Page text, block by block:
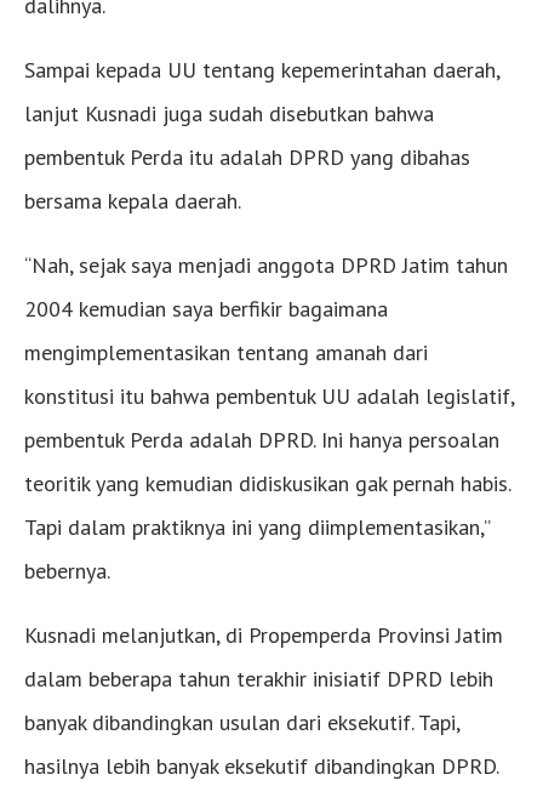
Sampai kepada UU tentang kepemerintahan daerah,
lanjut Kusnadi juga sudah disebutkan bahwa
pembentuk Perda itu adalah DPRD yang dibahas
bersama kepala daerah.
“Nah, sejak saya menjadi anggota DPRD Jatim tahun
2004 kemudian saya berfikir bagaimana
mengimplementasikan tentang amanah dari
konstitusi itu bahwa pembentuk UU adalah legislatif,
pembentuk Perda adalah DPRD. Ini hanya persoalan
teoritik yang kemudian didiskusikan gak pernah habis.
Tapi dalam praktiknya ini yang diimplementasikan,”
bebernya.
Kusnadi melanjutkan, di Propemperda Provinsi Jatim
dalam beberapa tahun terakhir inisiatif DPRD lebih
banyak dibandingkan usulan dari eksekutif. Tapi,
hasilnya lebih banyak eksekutif dibandingkan DPRD.